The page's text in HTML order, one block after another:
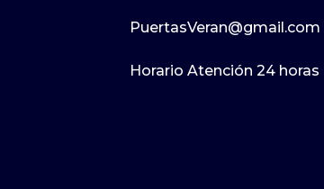
PuertasVeran@gmail.com
Horario Atención 24 horas